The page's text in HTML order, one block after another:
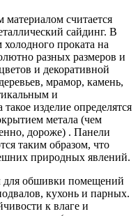
считается
сайдинг. В
проката на
разных размеров и
и декоративной
мрамор, камень,
и
изделие определятся
метала (чем
дороже) . Панели
таким образом, что
природных явлений.
для обшивки помещений
кухонь и парных.
к влаге и